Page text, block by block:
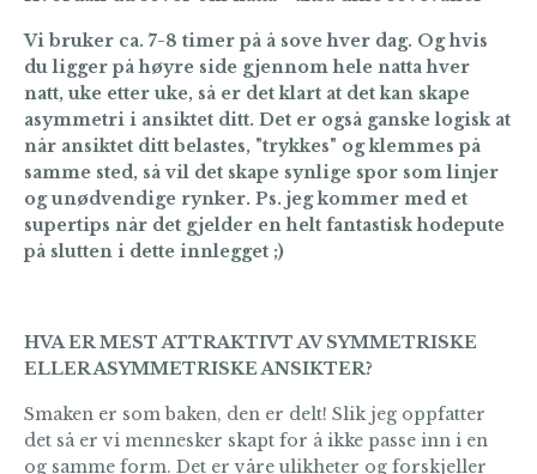
Vi bruker ca. 7-8 timer på å sove hver dag. Og hvis
du ligger på høyre side gjennom hele natta hver
natt, uke etter uke, så er det klart at det kan skape
asymmetri i ansiktet ditt. Det er også ganske logisk at
når ansiktet ditt belastes, "trykkes" og klemmes på
samme sted, så vil det skape synlige spor som linjer
og unødvendige rynker. Ps. jeg kommer med et
supertips når det gjelder en helt fantastisk hodepute
på slutten i dette innlegget ;)
HVA ER MEST ATTRAKTIVT AV SYMMETRISKE
ELLER ASYMMETRISKE ANSIKTER?
Smaken er som baken, den er delt! Slik jeg oppfatter
det så er vi mennesker skapt for å ikke passe inn i en
og samme form. Det er våre ulikheter og forskjeller